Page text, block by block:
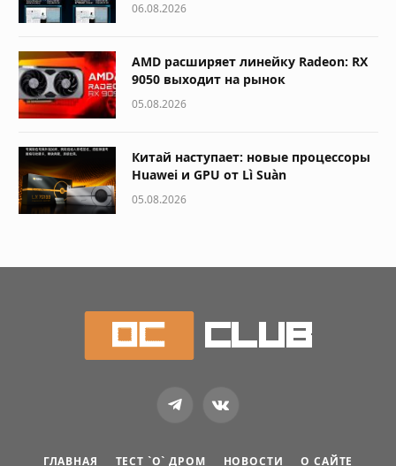
06.08.2026
AMD расширяет линейку Radeon: RX
9050 выходит на рынок
05.08.2026
Китай наступает: новые процессоры
Huawei и GPU от Lì Suàn
05.08.2026
TelegramVKontakte
ГЛАВНАЯ ТЕСТ `О` ДРОМ НОВОСТИ О САЙТЕ